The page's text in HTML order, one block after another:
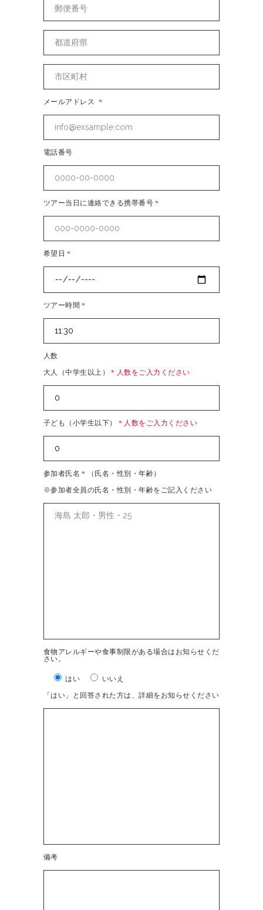
メールアドレス ＊
電話番号
ツアー当日に連絡できる携帯番号＊
希望日 ＊
ツアー時間 ＊
人数
大人（中学生以上） ＊人数をご入力ください
子ども（小学生以下） ＊人数をご入力ください
参加者氏名 ＊
（氏名・性別・年齢）
※参加者全員の氏名・性別・年齢をご記入ください
食物アレルギーや食事制限がある場合はお知らせくだ
さい。
はい
いいえ
「はい」と回答された方は、詳細をお知らせください
備考